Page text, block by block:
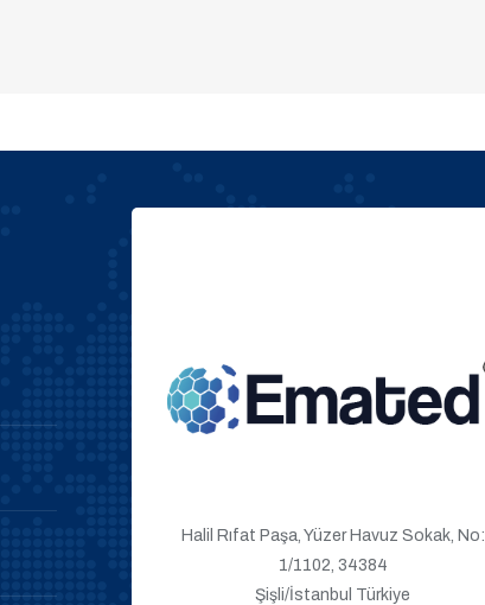
Halil Rıfat Paşa, Yüzer Havuz Sokak, No:
1/1102, 34384
Şişli/İstanbul Türkiye